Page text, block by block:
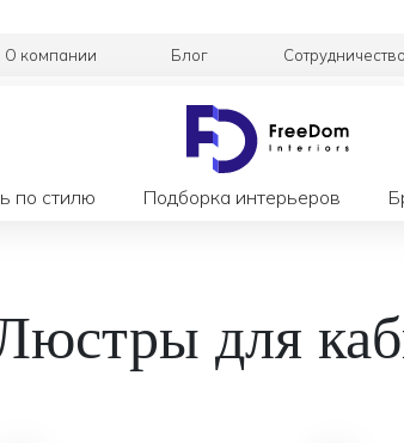
О компании Блог Сотрудничество
по стилю Подборка интерьеров
для